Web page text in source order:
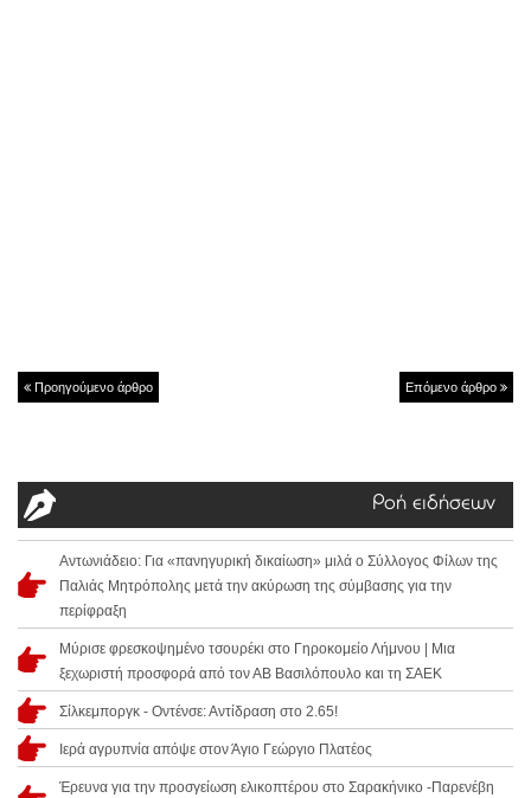
Προηγούμενο άρθρο Επόμενο άρθρο
Ροή ειδήσεων
Αντωνιάδειο: Για «πανηγυρική δικαίωση» μιλά ο Σύλλογος Φίλων της
Παλιάς Μητρόπολης μετά την ακύρωση της σύμβασης για την
περίφραξη
Μύρισε φρεσκοψημένο τσουρέκι στο Γηροκομείο Λήμνου | Μια
ξεχωριστή προσφορά από τον ΑΒ Βασιλόπουλο και τη ΣΑΕΚ
Σίλκεμποργκ - Οντένσε: Αντίδραση στο 2.65!
Ιερά αγρυπνία απόψε στον Άγιο Γεώργιο Πλατέος
Έρευνα για την προσγείωση ελικοπτέρου στο Σαρακήνικο -Παρενέβη